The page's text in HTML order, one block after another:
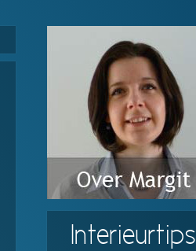
Interieurtips